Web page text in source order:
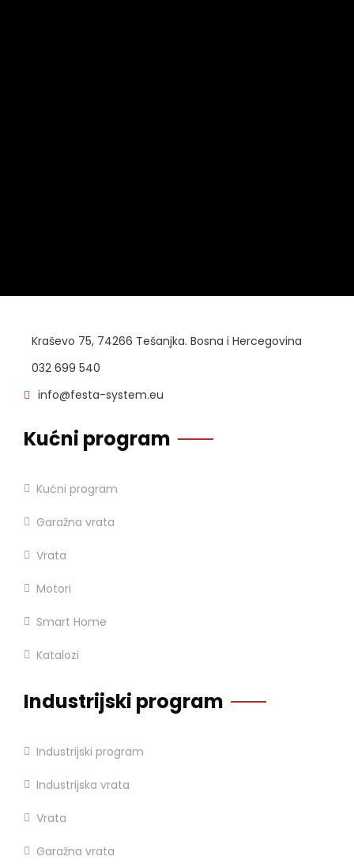
Kraševo 75, 74266 Tešanjka. Bosna i Hercegovina
032 699 540
info@festa-system.eu
Kućni program
Kućni program
Garažna vrata
Vrata
Motori
Smart Home
Katalozi
Industrijski program
Industrijski program
Industrijska vrata
Vrata
Garažna vrata